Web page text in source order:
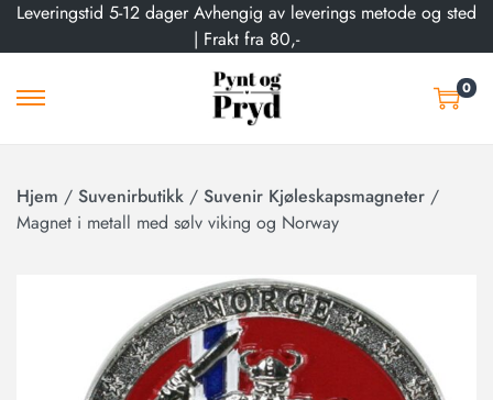
Leveringstid 5-12 dager Avhengig av leverings metode og sted
| Frakt fra 80,-
0
Hjem / Suvenirbutikk / Suvenir Kjøleskapsmagneter /
Magnet i metall med sølv viking og Norway